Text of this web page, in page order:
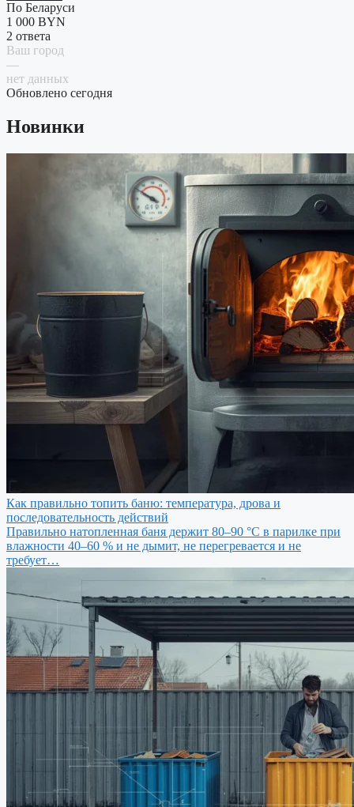
По Беларуси
1 000 BYN
2 ответа
Ваш город
—
нет данных
Обновлено сегодня
Новинки
Как правильно топить баню: температура, дрова и
последовательность действий
Правильно натопленная баня держит 80–90 °C в парилке при
влажности 40–60 % и не дымит, не перегревается и не
требует…